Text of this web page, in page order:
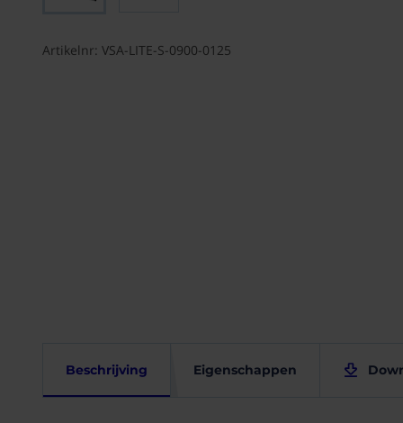
Artikelnr: VSA-LITE-S-0900-0125
Beschrijving
frameloos
Eigenschappen